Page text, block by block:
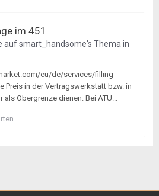
im 451
aufsmart_handsome's Thema in
eu/de/services/filling-
Preis in der Vertragswerkstatt bzw. in
Obergrenze dienen. Bei ATU...